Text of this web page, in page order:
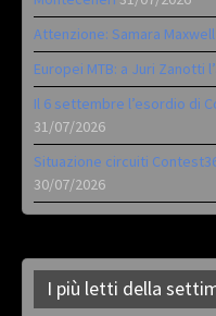
Attenzione: Samara
Europei MTB: a Juri Zanotti
Il 6 settembre l’esordio di
31/07/2026
Situazione circuiti
30/07/2026
I più letti della